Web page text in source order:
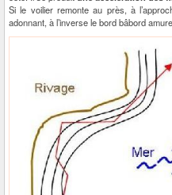
Si le voilier remonte au près, à
adonnant, à l’inverse le bord bâbord